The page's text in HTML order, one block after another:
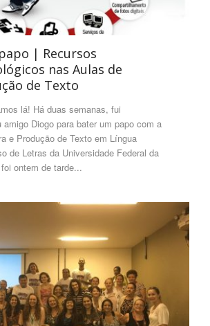
| Recursos
nas Aulas de
de Texto
lá! Há duas semanas, fui
Diogo para bater um papo com a
e Produção de Texto em Língua
de Letras da Universidade Federal da
ontem de tarde...